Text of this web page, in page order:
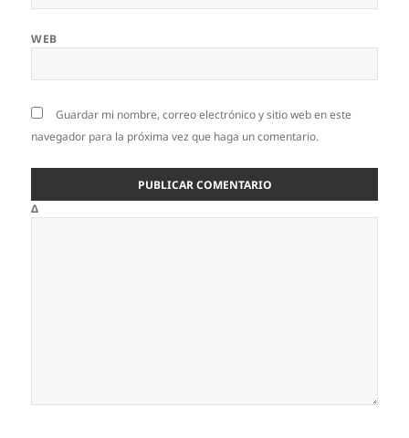
WEB
Guardar mi nombre, correo electrónico y sitio web en este
navegador para la próxima vez que haga un comentario.
Δ